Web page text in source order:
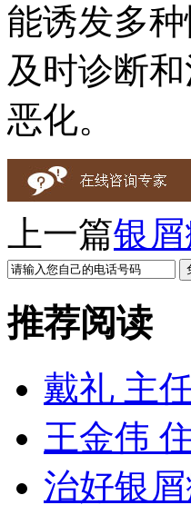
能诱发多
及时诊断
恶化。
上一篇银
推荐阅读
戴礼 主
王金伟
治好银